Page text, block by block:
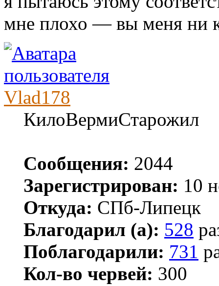
мне плохо — вы меня ни
Vlad178
КилоВермиСтарожил
Сообщения: 2044
Зарегистрирован: 10
Откуда: СПб-Липецк
Благодарил (а): 528
Поблагодарили: 731
Кол-во червей: 300